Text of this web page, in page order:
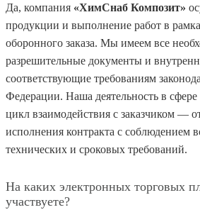
Да, компания «ХимСнаб Композит»
продукции и выполнение работ в
оборонного заказа. Мы имеем все
разрешительные документы и
соответствующие требованиям
Федерации. Наша деятельность в
цикл взаимодействия с заказчиком —
исполнения контракта с соблюдением
технических и сроковых требований.
На каких электронных торговых
участвуете?